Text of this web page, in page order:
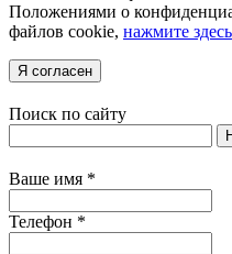
Положениями о
файлов cookie, нажмите здесь
Я согласен
Поиск по сайту
Ваше имя *
Телефон *